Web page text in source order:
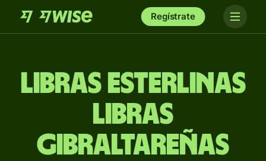
Regístrate
Libras esterlinas
libras
gibraltareñas